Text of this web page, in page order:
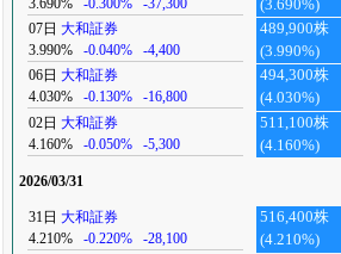
(3.690%)
07日 大和証券
3.990%
-0.040% -4,400
489,900株
(3.990%)
06日 大和証券
4.030%
-0.130% -16,800
494,300株
(4.030%)
02日 大和証券
4.160%
-0.050% -5,300
511,100株
(4.160%)
2026/03/31
31日 大和証券
4.210%
-0.220% -28,100
516,400株
(4.210%)